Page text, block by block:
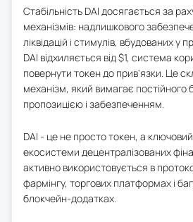
Стабільність DAI досягається за
механізмів: надлишкового
ліквідацій і стимулів, вбудованих у
DAI відхиляється від $1, система
повернути токен до прив'язки. Це
механізм, який вимагає постійного
пропозицією і забезпеченням.
DAI - це не просто токен, а
екосистеми децентралізованих
активно використовується в
фармінгу, торгових платформах і
блокчейн-додатках.